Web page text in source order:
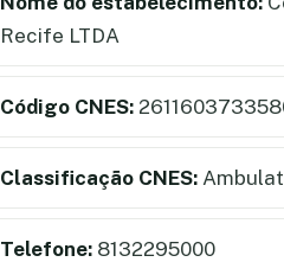
Recife LTDA
Código CNES:
Classificação CNES:
Telefone: 8132295000